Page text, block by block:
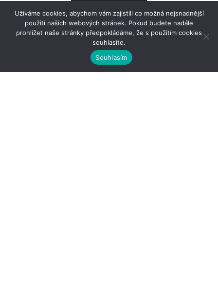
Užíváme cookies, abychom vám zajistili co možná nejsnadnější
použití našich webových stránek. Pokud budete nadále
prohlížet naše stránky předpokládáme, že s použitím cookies
souhlasíte.
Souhlasím